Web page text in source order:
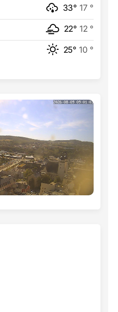
33° 17 °
22° 12 °
25° 10 °